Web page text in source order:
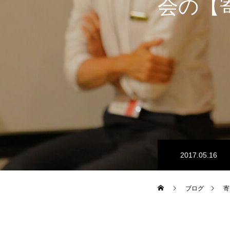
会の【
2017.05.16
ブログ